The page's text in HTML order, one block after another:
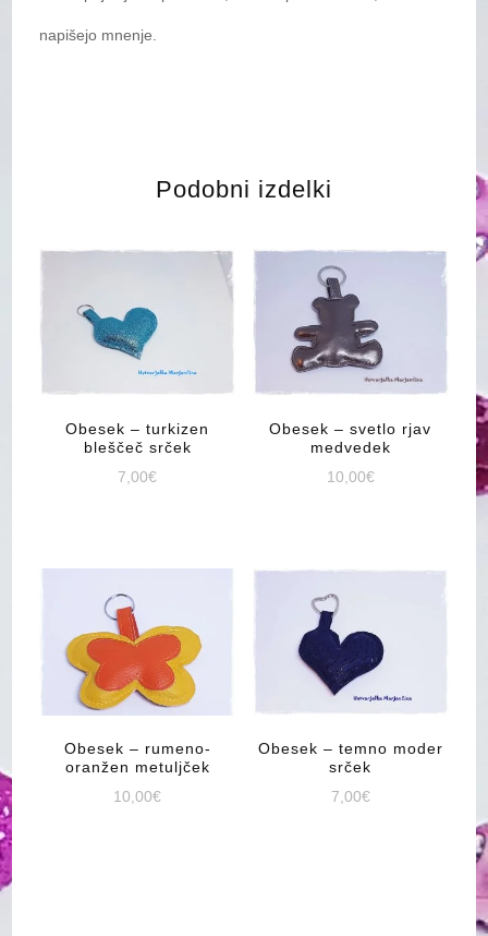
napišejo mnenje.
Podobni izdelki
Obesek – turkizen
bleščeč srček
7,00€
Obesek – svetlo rjav
medvedek
10,00€
Obesek – rumeno-
oranžen metuljček
10,00€
Obesek – temno moder
srček
7,00€